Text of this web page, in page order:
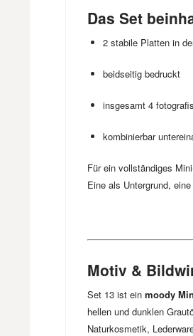
Das Set
2 stabile Platten in
beidseitig bedruckt
insgesamt 4
kombinierbar
Für ein vollständiges
Eine als Untergrund,
Motiv &
Set 13 ist ein moody
hellen und dunklen
Naturkosmetik,